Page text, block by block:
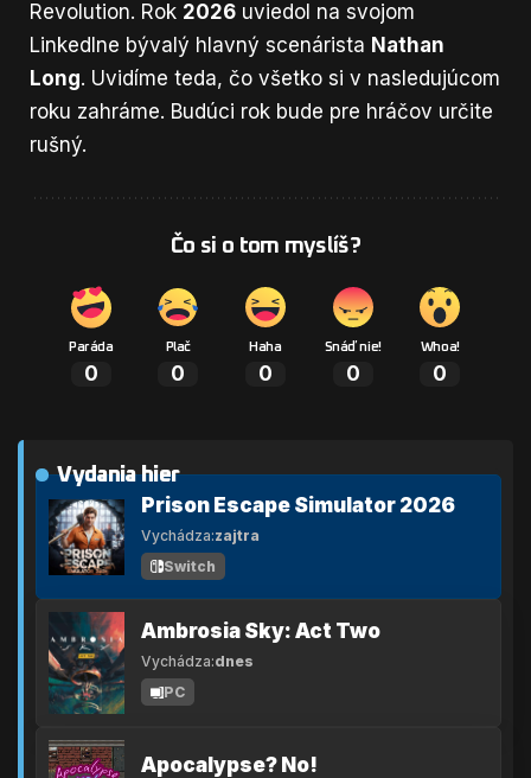
Revolution. Rok 2026 uviedol na svojom
LinkedIne bývalý hlavný scenárista Nathan
Long. Uvidíme teda, čo všetko si v nasledujúcom
roku zahráme. Budúci rok bude pre hráčov určite
rušný.
Čo si o tom myslíš?
Paráda
0
Plač
0
Haha
0
Snáď nie!
0
Whoa!
0
Vydania hier
Prison Escape Simulator 2026
Vychádza:zajtra
Switch
Ambrosia Sky: Act Two
Vychádza:dnes
PC
Apocalypse? No!